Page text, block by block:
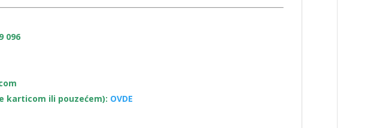
096
karticom ili pouzećem): OVDE